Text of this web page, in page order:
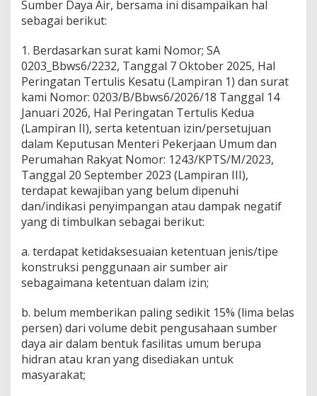
Sumber Daya Air, bersama ini disampaikan hal
sebagai berikut:
1. Berdasarkan surat kami Nomor; SA
0203_Bbws6/2232, Tanggal 7 Oktober 2025, Hal
Peringatan Tertulis Kesatu (Lampiran 1) dan surat
kami Nomor: 0203/B/Bbws6/2026/18 Tanggal 14
Januari 2026, Hal Peringatan Tertulis Kedua
(Lampiran II), serta ketentuan izin/persetujuan
dalam Keputusan Menteri Pekerjaan Umum dan
Perumahan Rakyat Nomor: 1243/KPTS/M/2023,
Tanggal 20 September 2023 (Lampiran III),
terdapat kewajiban yang belum dipenuhi
dan/indikasi penyimpangan atau dampak negatif
yang di timbulkan sebagai berikut:
a. terdapat ketidaksesuaian ketentuan jenis/tipe
konstruksi penggunaan air sumber air
sebagaimana ketentuan dalam izin;
b. belum memberikan paling sedikit 15% (lima belas
persen) dari volume debit pengusahaan sumber
daya air dalam bentuk fasilitas umum berupa
hidran atau kran yang disediakan untuk
masyarakat;